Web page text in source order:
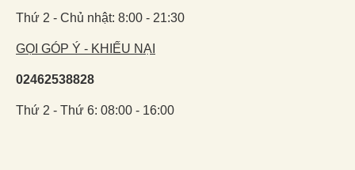
Thứ 2 - Chủ nhật: 8:00 - 21:30
GỌI GÓP Ý - KHIẾU NẠI
02462538828
Thứ 2 - Thứ 6: 08:00 - 16:00